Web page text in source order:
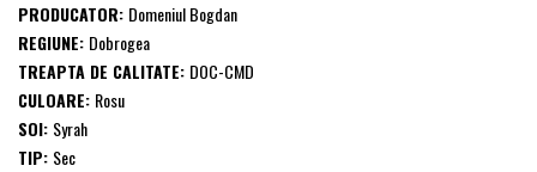
PRODUCATOR: Domeniul Bogdan
REGIUNE: Dobrogea
TREAPTA DE CALITATE: DOC-CMD
CULOARE: Rosu
SOI: Syrah
TIP: Sec